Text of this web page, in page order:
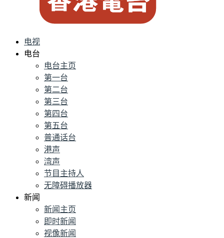
电视
电台
电台主页
第一台
第二台
第三台
第四台
第五台
普通话台
港声
湾声
节目主持人
无障碍播放器
新闻
新闻主页
即时新闻
视像新闻